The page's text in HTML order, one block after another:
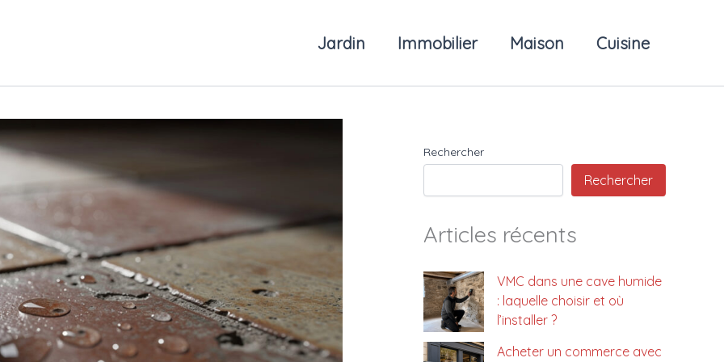
Jardin Immobilier Maison Cuisine
Rechercher
Rechercher
Articles récents
VMC dans une cave humide
: laquelle choisir et où
l’installer ?
Acheter un commerce avec